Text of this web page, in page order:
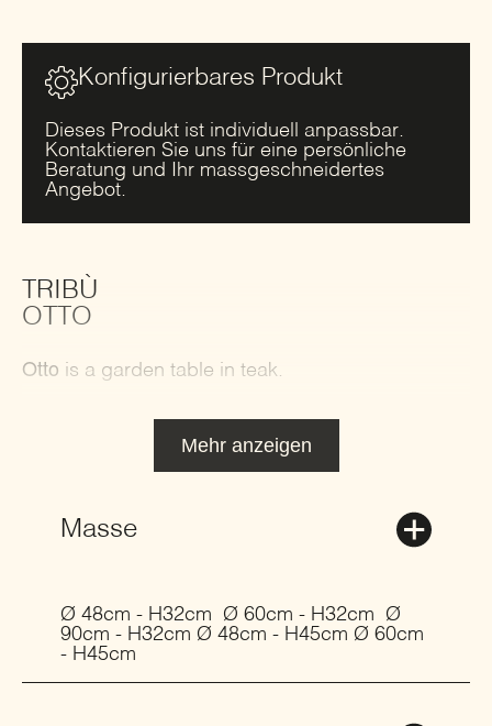
Konfigurierbares Produkt
Dieses Produkt ist individuell anpassbar.
Kontaktieren Sie uns für eine persönliche
Beratung und Ihr massgeschneidertes
Angebot.
TRIBÙ
OTTO
Otto is a garden table in teak.
Mehr anzeigen
Masse
Ø 48cm - H32cm Ø 60cm - H32cm Ø
90cm - H32cm Ø 48cm - H45cm Ø 60cm
- H45cm